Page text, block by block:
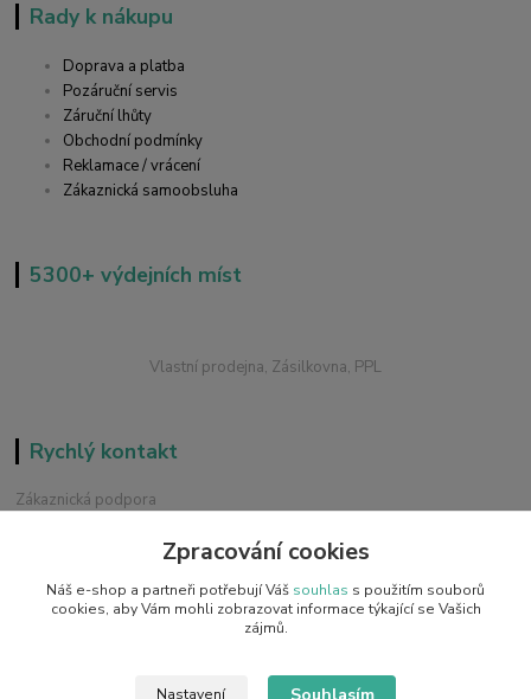
Rady k nákupu
Doprava a platba
Pozáruční servis
Záruční lhůty
Obchodní podmínky
Reklamace / vrácení
Zákaznická samoobsluha
5300+ výdejních míst
Vlastní prodejna, Zásilkovna, PPL
Rychlý kontakt
Zákaznická podpora
Chat / Online podpora - 24/7
info@emobilky.cz
Zpracování cookies
Náš e-shop a partneři potřebují Váš souhlas s použitím souborů
cookies, aby Vám mohli zobrazovat informace týkající se Vašich
zájmů.
Nastavení